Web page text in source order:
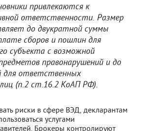
привлекаются к
ответственности. Размер
до двукратной суммы
сборов и пошлин для
субъекта с возможной
правонарушений и до
для ответственных
(п.2 ст.16.2 КоАП РФ).
риски в сфере ВЭД, декларантам
услугами
Брокеры контролируют